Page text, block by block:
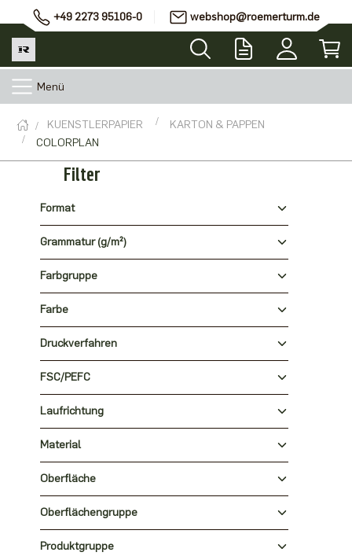
+49 2273 95106-0 webshop@roemerturm.de
Menü
KUENSTLERPAPIER
KARTON & PAPPEN
COLORPLAN
Filter
Format
Grammatur (g/m²)
Farbgruppe
Farbe
Druckverfahren
FSC/PEFC
Laufrichtung
Material
Oberfläche
Oberflächengruppe
Produktgruppe